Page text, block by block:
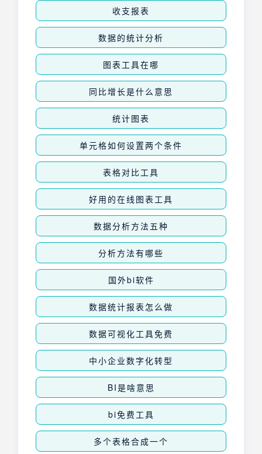
收支报表
数据的统计分析
图表工具在哪
同比增长是什么意思
统计图表
单元格如何设置两个条件
表格对比工具
好用的在线图表工具
数据分析方法五种
分析方法有哪些
国外bi软件
数据统计报表怎么做
数据可视化工具免费
中小企业数字化转型
BI是啥意思
bi免费工具
多个表格合成一个